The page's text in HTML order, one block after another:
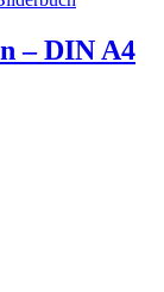
– DIN A4